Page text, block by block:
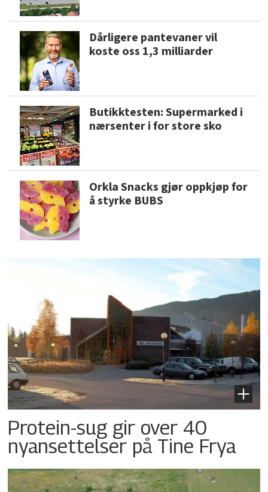
Dårligere pantevaner vil
koste oss 1,3 milliarder
Butikktesten: Supermarked i
nærsenter i for store sko
Orkla Snacks gjør oppkjøp for
å styrke BUBS
Protein-sug gir over 40
nyansettelser på Tine Frya